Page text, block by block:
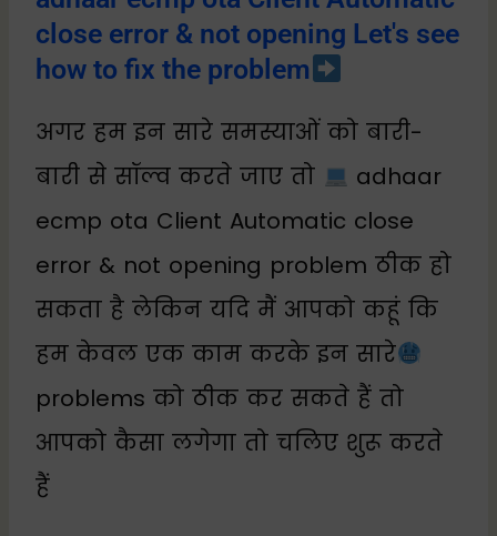
close error & not opening Let's see
how to fix the problem
अगर हम इन सारे समस्याओं को बारी-
बारी से सॉल्व करते जाए तो
adhaar
ecmp ota Client Automatic close
error & not opening problem ठीक हो
सकता है लेकिन यदि मैं आपको कहूं कि
हम केवल एक काम करके इन सारे
problems को ठीक कर सकते हैं तो
आपको कैसा लगेगा तो चलिए शुरू करते
हैं